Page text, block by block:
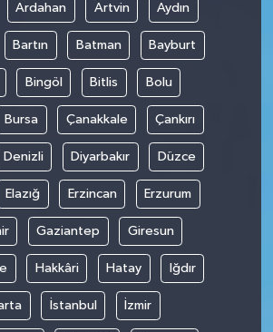
Ardahan Artvin Aydın
Bartın Batman Bayburt
Bingöl Bitlis Bolu
Bursa Çanakkale Çankırı
Denizli Diyarbakır Düzce
Elazığ Erzincan Erzurum
Gaziantep Giresun
Hakkâri Hatay Iğdır
İstanbul İzmir